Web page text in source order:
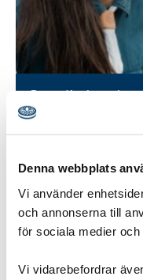
Denna webbplats
Vi använder
och annonserna till
för sociala medier och
Vi vidarebefordrar
Gruppstorlek: 1-8
Åldersgrupp:
8-10 år
15-19